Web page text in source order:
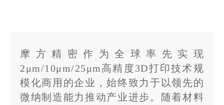
摩方精密作为全球率先实现
2μm/10μm/25μm高精度3D打印技术规
模化商用的企业，始终致力于以领先的
微纳制造能力推动产业进步。随着材料